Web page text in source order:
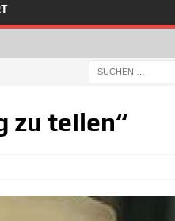
zu teilen“